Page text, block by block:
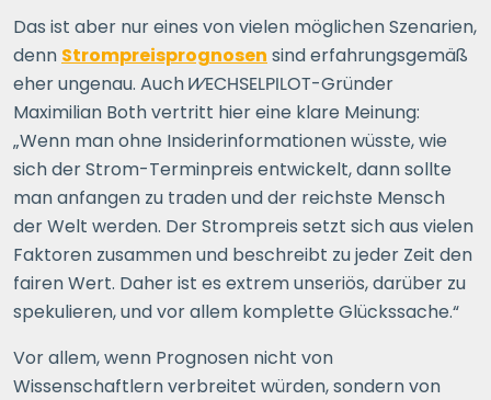
Das ist aber nur eines von vielen möglichen Szenarien,
denn Strompreisprognosen sind erfahrungsgemäß
eher ungenau. AuchWECHSELPILOT-Gründer
Maximilian Both vertritt hier eine klare Meinung:
„Wenn man ohne Insiderinformationen wüsste, wie
sich der Strom-Terminpreis entwickelt, dann sollte
man anfangen zu traden und der reichste Mensch
der Welt werden. Der Strompreis setzt sich aus vielen
Faktoren zusammen und beschreibt zu jeder Zeit den
fairen Wert. Daher ist es extrem unseriös, darüber zu
spekulieren, und vor allem komplette Glückssache.“
Vor allem, wenn Prognosen nicht von
Wissenschaftlern verbreitet würden, sondern von